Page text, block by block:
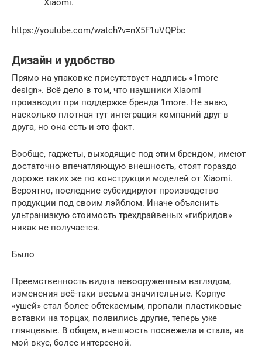
Xiaomi.
https://youtube.com/watch?v=nX5F1uVQPbc
Дизайн и удобство
Прямо на упаковке присутствует надпись «1more
design». Всё дело в том, что наушники Xiaomi
производит при поддержке бренда 1more. Не знаю,
насколько плотная тут интеграция компаний друг в
друга, но она есть и это факт.
Вообще, гаджеты, выходящие под этим брендом, имеют
достаточно впечатляющую внешность, стоят гораздо
дороже таких же по конструкции моделей от Xiaomi.
Вероятно, последние субсидируют производство
продукции под своим лэйблом. Иначе объяснить
ультранизкую стоимость трехдрайвеных «гибридов»
никак не получается.
Было
Преемственность видна невооруженным взглядом,
изменения всё-таки весьма значительные. Корпус
«ушей» стал более обтекаемым, пропали пластиковые
вставки на торцах, появились другие, теперь уже
глянцевые. В общем, внешность посвежела и стала, на
мой вкус, более интересной.